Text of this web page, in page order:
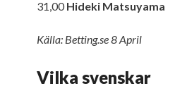
31,00Hideki Matsuyama
Källa: Betting.se8 April
Vilka svenskar